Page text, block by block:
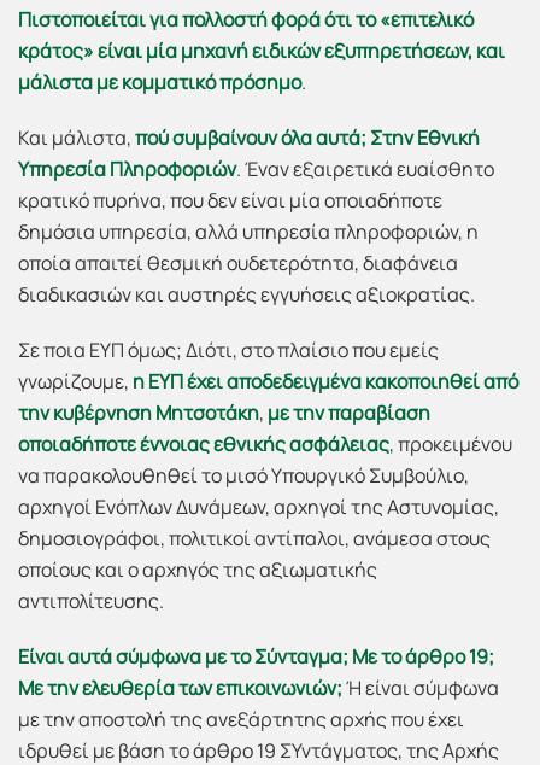
Πιστοποιείται για πολλοστή φορά ότι το «επιτελικό
κράτος» είναι μία μηχανή ειδικών εξυπηρετήσεων, και
μάλιστα με κομματικό πρόσημο.
Και μάλιστα,πού συμβαίνουν όλα αυτά; Στην Εθνική
Υπηρεσία Πληροφοριών. Έναν εξαιρετικά ευαίσθητο
κρατικό πυρήνα, που δεν είναι μία οποιαδήποτε
δημόσια υπηρεσία, αλλά υπηρεσία πληροφοριών, η
οποία απαιτεί θεσμική ουδετερότητα, διαφάνεια
διαδικασιών και αυστηρές εγγυήσεις αξιοκρατίας.
Σε ποια ΕΥΠ όμως; Διότι, στο πλαίσιο που εμείς
γνωρίζουμε, η ΕΥΠ έχει αποδεδειγμένα κακοποιηθεί από
την κυβέρνηση Μητσοτάκη, με την παραβίαση
οποιαδήποτε έννοιας εθνικής ασφάλειας, προκειμένου
να παρακολουθηθεί το μισό Υπουργικό Συμβούλιο,
αρχηγοί Ενόπλων Δυνάμεων, αρχηγοί της Αστυνομίας,
δημοσιογράφοι, πολιτικοί αντίπαλοι, ανάμεσα στους
οποίους και ο αρχηγός της αξιωματικής
αντιπολίτευσης.
Είναι αυτά σύμφωνα με το Σύνταγμα; Με το άρθρο 19;
Με την ελευθερία των επικοινωνιών;Ή είναι σύμφωνα
με την αποστολή της ανεξάρτητης αρχής που έχει
ιδρυθεί με βάση το άρθρο 19 ΣΥντάγματος, της Αρχής